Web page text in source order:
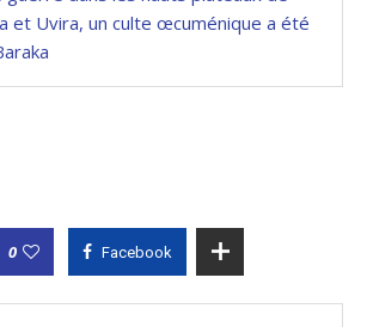
et Uvira, un culte œcuménique a été
0 Facebook